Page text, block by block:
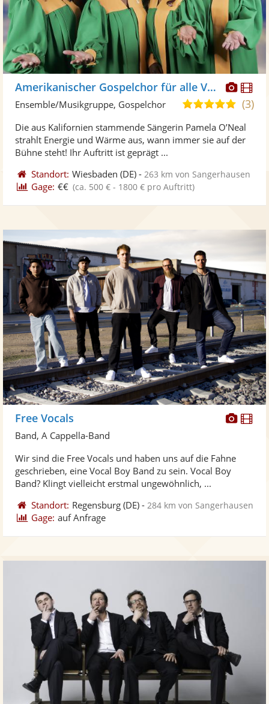
Fotos
Amerikanischer Gospelchor für alle Veranstaltungen
5,0
5
(3)
Ensemble/Musikgruppe, Gospelchor
Die aus Kalifornien stammende Sängerin Pamela O’Neal
strahlt Energie und Wärme aus, wann immer sie auf der
Bühne steht! Ihr Auftritt ist geprägt ...
Standort: Wiesbaden (DE) - 263 km von Sangerhausen
Gage: €€ (ca. 500 € - 1800 € pro Auftritt)
Free Vocals
Band, A Cappella-Band
Wir sind die Free Vocals und haben uns auf die Fahne
geschrieben, eine Vocal Boy Band zu sein. Vocal Boy
Band? Klingt vielleicht erstmal ungewöhnlich, ...
Standort: Regensburg (DE) - 284 km von Sangerhausen
Gage: auf Anfrage